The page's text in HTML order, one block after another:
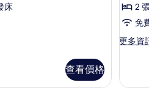
床
查看價格
吸
煙
房
有
2
免
更多資
更
房,